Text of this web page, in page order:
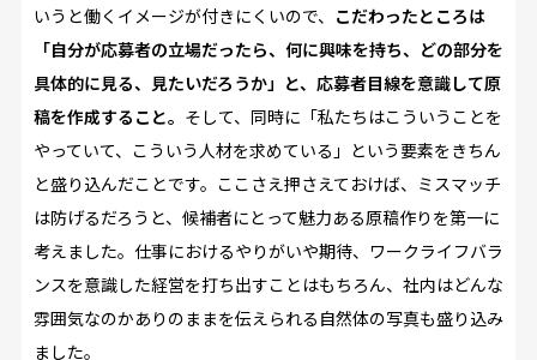
いうと働くイメージが付きにくいので、 こだわったところは
「自分が応募者の立場だったら、何に興味を持ち、どの部分を
具体的に見る、見たいだろうか」と、応募者目線を意識して原
稿を作成すること。 そして、同時に「私たちはこういうことを
やっていて、こういう人材を求めている」という要素をきちん
と盛り込んだことです。ここさえ押さえておけば、ミスマッチ
は防げるだろうと、候補者にとって魅力ある原稿作りを第一に
考えました。仕事におけるやりがいや期待、ワークライフバラ
ンスを意識した経営を打ち出すことはもちろん、社内はどんな
雰囲気なのかありのままを伝えられる自然体の写真も盛り込み
ました。